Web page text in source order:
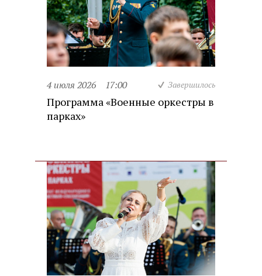
4 июля 2026 17:00 Завершилось
Программа «Военные оркестры в
парках»